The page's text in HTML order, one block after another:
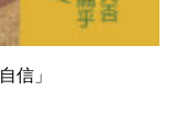
自信」